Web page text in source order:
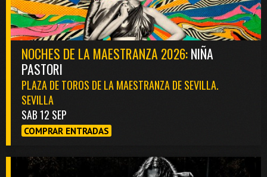
NOCHES DE LA MAESTRANZA 2026:NIÑA
PASTORI
PLAZA DE TOROS DE LA MAESTRANZA DE SEVILLA.
SEVILLA
SAB 12 SEP
COMPRAR ENTRADAS